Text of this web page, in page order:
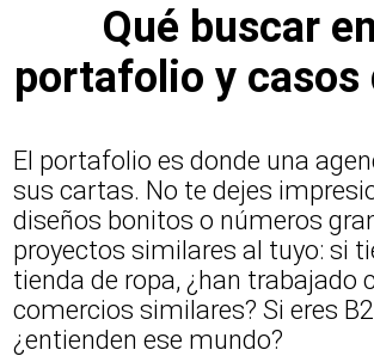
Qué buscar
portafolio y casos
El portafolio es donde una
sus cartas. No te dejes
diseños bonitos o números
proyectos similares al tuyo: si
tienda de ropa, ¿han trabajado
comercios similares? Si eres
¿entienden ese mundo?